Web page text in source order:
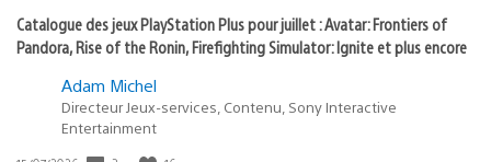
Catalogue des jeux PlayStation Plus pour juillet : Avatar: Frontiers of
Pandora, Rise of the Ronin, Firefighting Simulator: Ignite et plus encore
Adam Michel
Directeur Jeux-services, Contenu, Sony Interactive
Entertainment